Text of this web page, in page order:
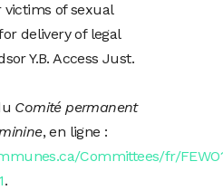
of sexual
delivery of legal
Y.B. Access Just.
Comité permanent
, en ligne :
Committees/fr/
.